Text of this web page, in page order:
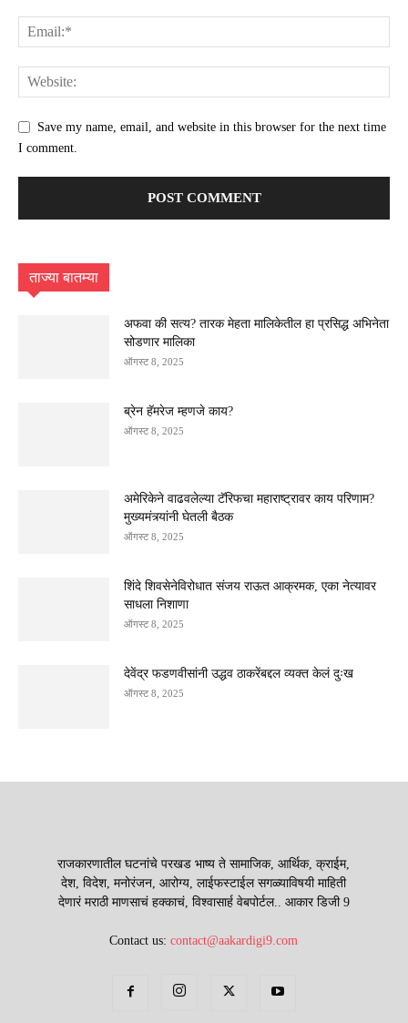
Save my name, email, and website in this browser for the next time
I comment.
ताज्या बातम्या
अफवा की सत्य? तारक मेहता मालिकेतील हा प्रसिद्ध अभिनेता
सोडणार मालिका
ऑगस्ट 8, 2025
ब्रेन हॅमरेज म्हणजे काय?
ऑगस्ट 8, 2025
अमेरिकेने वाढवलेल्या टॅरिफचा महाराष्ट्रावर काय परिणाम?
मुख्यमंत्र्यांनी घेतली बैठक
ऑगस्ट 8, 2025
शिंदे शिवसेनेविरोधात संजय राऊत आक्रमक, एका नेत्यावर
साधला निशाणा
ऑगस्ट 8, 2025
देवेंद्र फडणवीसांनी उद्धव ठाकरेंबद्दल व्यक्त केलं दुःख
ऑगस्ट 8, 2025
राजकारणातील घटनांचे परखड भाष्य ते सामाजिक, आर्थिक, क्राईम,
देश, विदेश, मनोरंजन, आरोग्य, लाईफस्टाईल सगळ्याविषयी माहिती
देणारं मराठी माणसाचं हक्काचं, विश्वासार्ह वेबपोर्टल.. आकार डिजी 9
Contact us:contact@aakardigi9.com